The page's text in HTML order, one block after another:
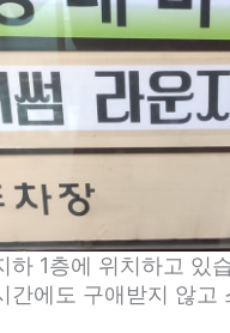
하 1층에 위치하고 있
간에도 구애받지 않